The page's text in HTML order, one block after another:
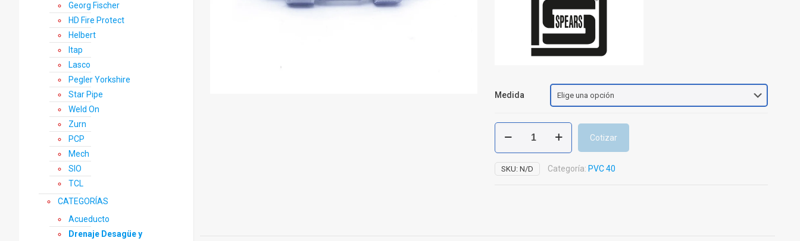
Medida
Cheque
PVC
SCH
40
Transparente
Cotizar
SKU:N/D Categoría: PVC 40
Georg Fischer
HD Fire Protect
Helbert
Itap
Lasco
Pegler Yorkshire
Star Pipe
Weld On
Zurn
PCP
Mech
SIO
TCL
CATEGORÍAS
Acueducto
Drenaje Desagüe y